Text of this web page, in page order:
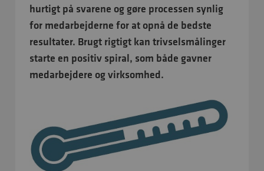
hurtigt på svarene og gøre processen synlig
for medarbejderne for at opnå de bedste
resultater. Brugt rigtigt kan trivselsmålinger
starte en positiv spiral, som både gavner
medarbejdere og virksomhed.